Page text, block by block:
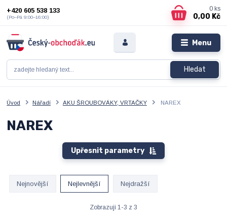
Menu
Hledat
+420 605 538 133
(Po–Pá 9:00–16:00)
0 ks
0,00 Kč
Úvod Nářadí AKU ŠROUBOVÁKY, VRTAČKY NAREX
NAREX
Upřesnit parametry
Nejnovější Nejlevnější Nejdražší
Zobrazuji 1-3 z 3